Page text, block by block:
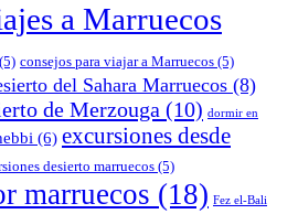
a Marruecos
(5) consejos para viajar a Marruecos (5)
del Sahara Marruecos (8)
de Merzouga (10) dormir en
(6) excursiones desde
desierto marruecos (5)
marruecos (18) Fez el-Bali